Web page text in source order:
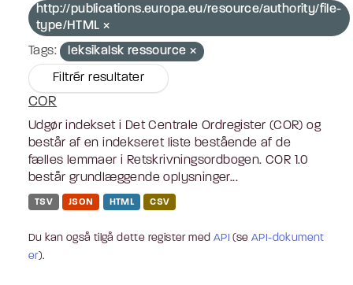
http://publications.europa.eu/resource/authority/file-
type/HTML
Tags:
leksikalsk ressource
Filtrér resultater
COR
Udgør indekset i Det Centrale Ordregister (COR) og
består af en indekseret liste bestående af de
fælles lemmaer i Retskrivningsordbogen. COR 1.0
består grundlæggende oplysninger...
TSV JSON HTML CSV
Du kan også tilgå dette register med API (seAPI-dokument
er).